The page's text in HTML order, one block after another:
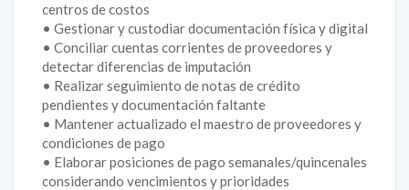
centros de costos
• Gestionar y custodiar documentación física y digital
• Conciliar cuentas corrientes de proveedores y
detectar diferencias de imputación
• Realizar seguimiento de notas de crédito
pendientes y documentación faltante
• Mantener actualizado el maestro de proveedores y
condiciones de pago
• Elaborar posiciones de pago semanales/quincenales
considerando vencimientos y prioridades